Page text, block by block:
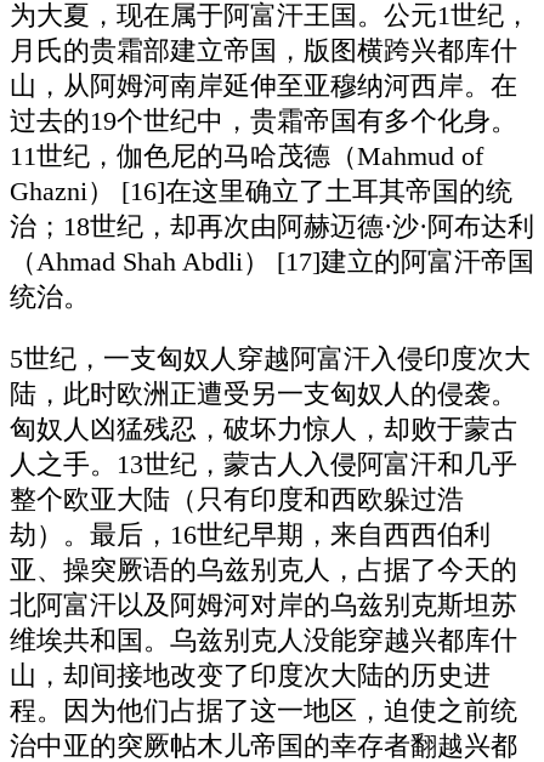
为大夏，现在属于阿富汗王国。公元1世纪，
月氏的贵霜部建立帝国，版图横跨兴都库什
山，从阿姆河南岸延伸至亚穆纳河西岸。在
过去的19个世纪中，贵霜帝国有多个化身。
11世纪，伽色尼的马哈茂德（Mahmud of
Ghazni） [16]在这里确立了土耳其帝国的统
治；18世纪，却再次由阿赫迈德·沙·阿布达利
（Ahmad Shah Abdli） [17]建立的阿富汗帝国
统治。
5世纪，一支匈奴人穿越阿富汗入侵印度次大
陆，此时欧洲正遭受另一支匈奴人的侵袭。
匈奴人凶猛残忍，破坏力惊人，却败于蒙古
人之手。13世纪，蒙古人入侵阿富汗和几乎
整个欧亚大陆（只有印度和西欧躲过浩
劫）。最后，16世纪早期，来自西西伯利
亚、操突厥语的乌兹别克人，占据了今天的
北阿富汗以及阿姆河对岸的乌兹别克斯坦苏
维埃共和国。乌兹别克人没能穿越兴都库什
山，却间接地改变了印度次大陆的历史进
程。因为他们占据了这一地区，迫使之前统
治中亚的突厥帖木儿帝国的幸存者翻越兴都